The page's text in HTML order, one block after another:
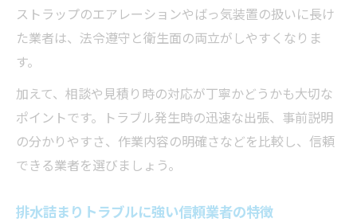
ストラップのエアレーションやばっ気装置の扱いに長け
た業者は、法令遵守と衛生面の両立がしやすくなりま
す。
加えて、相談や見積り時の対応が丁寧かどうかも大切な
ポイントです。トラブル発生時の迅速な出張、事前説明
の分かりやすさ、作業内容の明確さなどを比較し、信頼
できる業者を選びましょう。
排水詰まりトラブルに強い信頼業者の特徴